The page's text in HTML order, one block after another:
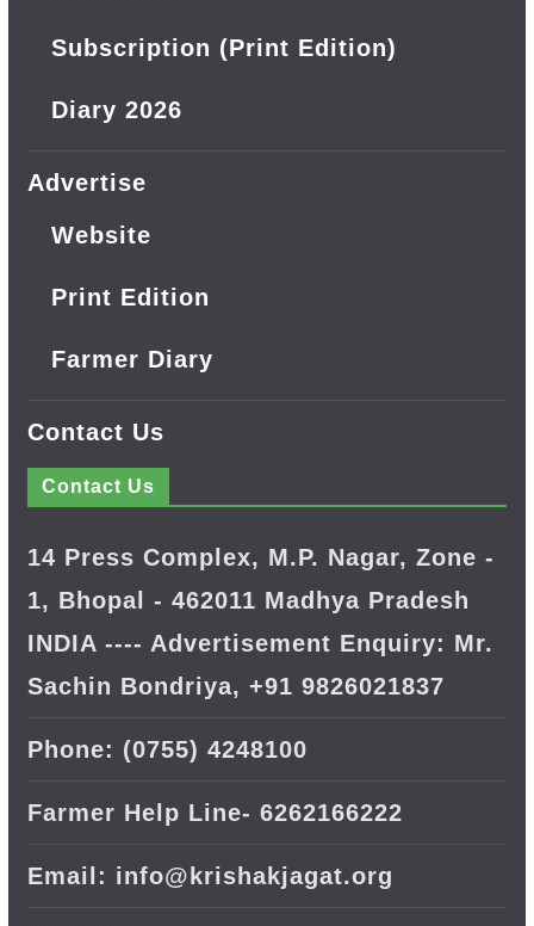
Subscription (Print Edition)
Diary 2026
Advertise
Website
Print Edition
Farmer Diary
Contact Us
Contact Us
14 Press Complex, M.P. Nagar, Zone -
1, Bhopal - 462011 Madhya Pradesh
INDIA ---- Advertisement Enquiry: Mr.
Sachin Bondriya, +91 9826021837
Phone: (0755) 4248100
Farmer Help Line- 6262166222
Email: info@krishakjagat.org